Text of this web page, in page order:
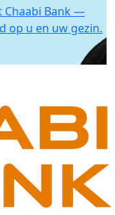
Chaabi Bank —
op u en uw gezin.